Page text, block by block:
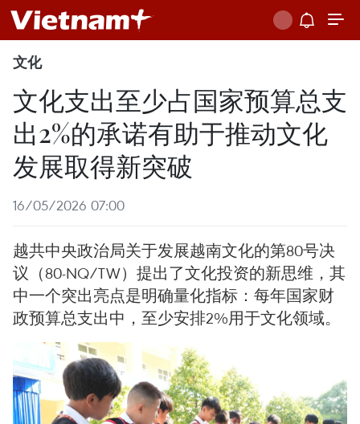
文化
文化支出至少占国家预算总支
出2%的承诺有助于推动文化
发展取得新突破
16/05/2026 07:00
越共中央政治局关于发展越南文化的第80号决
议（80-NQ/TW）提出了文化投资的新思维，其
中一个突出亮点是明确量化指标：每年国家财
政预算总支出中，至少安排2%用于文化领域。